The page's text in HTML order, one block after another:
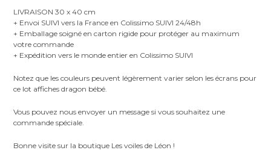
LIVRAISON 30 x 40 cm
+ Envoi SUIVI vers la France en Colissimo SUIVI 24/48h
+ Emballage soigné en carton rigide pour protéger au maximum
votre commande
+ Expédition vers le monde entier en Colissimo SUIVI
Notez que les couleurs peuvent légèrement varier selon les écrans pour
ce lot affiches dragon bébé.
Vous pouvez nous envoyer un message si vous souhaitez une
commande spéciale.
Bonne visite sur la boutique Les voiles de Léon !